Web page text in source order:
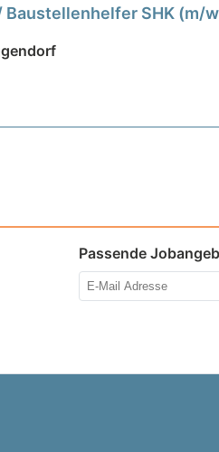
SHK (m/
Passende